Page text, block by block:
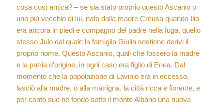
cosa così antica? – se sia stato proprio questo Ascanio o
uno più vecchio di lui, nato dalla madre Creusa quando Ilio
era ancora in piedi e compagno del padre nella fuga, quello
stesso Julo dal quale la famiglia Giulia sostiene derivi il
proprio nome. Questo Ascanio, quali che fossero la madre
e la patria d’origine, in ogni caso era figlio di Enea. Dal
momento che la popolazione di Lavinio era in eccesso,
lasciò alla madre, o alla matrigna, la città ricca e fiorente, e
per conto suo ne fondò sotto il monte Albano una nuova